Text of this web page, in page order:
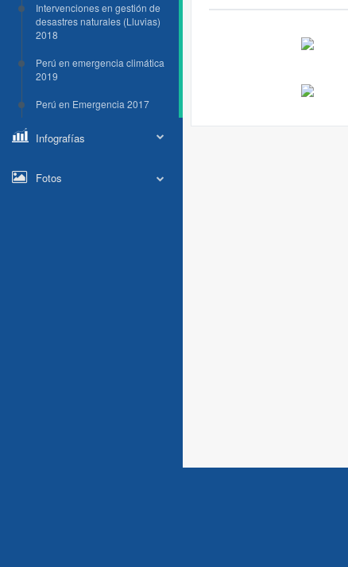
Intervenciones en gestión de
desastres naturales (Lluvias)
2018
Perú en emergencia climática
2019
Perú en Emergencia 2017
Infografías
Fotos